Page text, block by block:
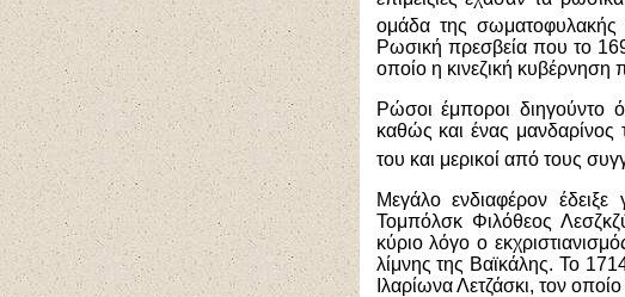
ομάδα της σωματοφυλακής
Ρωσική πρεσβεία που το
οποίο η κινεζική κυβέρνηση
Ρώσοι έμποροι διηγούντο
καθώς και ένας
του και μερικοί από τους
Μεγάλο ενδιαφέρον
Τομπόλσκ Φιλόθεος
κύριο λόγο ο
λίμνης της Βαϊκάλης. Το
Ιλαρίωνα Λετζάσκι, τον